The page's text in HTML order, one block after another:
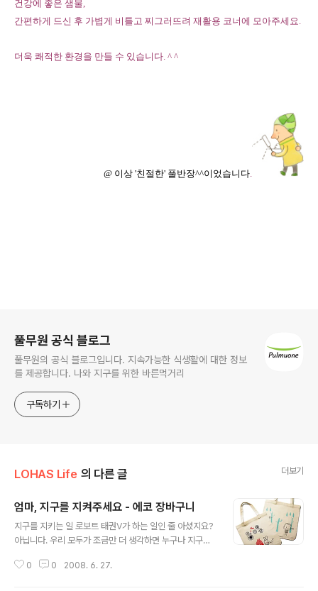
건강에 좋은 샘물,
간편하게 드신 후 가볍게 비틀고 찌그러뜨려 재활용 코너에 모아주세요.
더욱 쾌적한 환경을 만들 수 있습니다. ^ ^
@ 이상 '친절한' 풀반장^^이었습니다.
풀무원 공식 블로그
풀무원의 공식 블로그입니다. 지속가능한 식생활에 대한 정보
를 제공합니다. 나와 지구를 위한 바른먹거리
구독하기
LOHAS Life 의 다른 글 더보기
엄마, 지구를 지켜주세요 - 에코 장바구니
지구를 지키는 일 로보트 태권V가 하는 일인 줄 아셨지요?
아닙니다. 우리 모두가 조금만 더 생각하면 누구나 지구를
주 쉬운 방법 중 하나, 바로 일회용 비닐 봉투를 쓰지 않는
0 0 2008. 6. 27.